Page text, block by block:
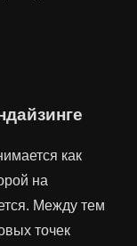
как
на
Между тем
точек